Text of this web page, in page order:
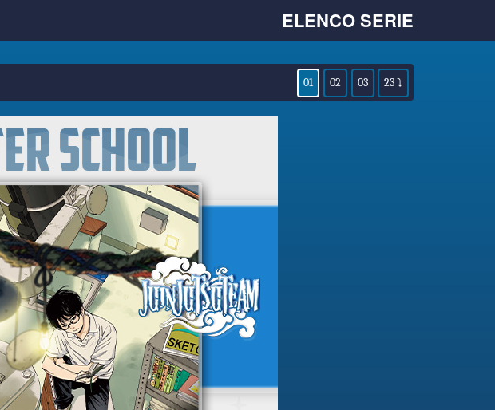
ELENCO SERIE
01 02 03 23 ⤵